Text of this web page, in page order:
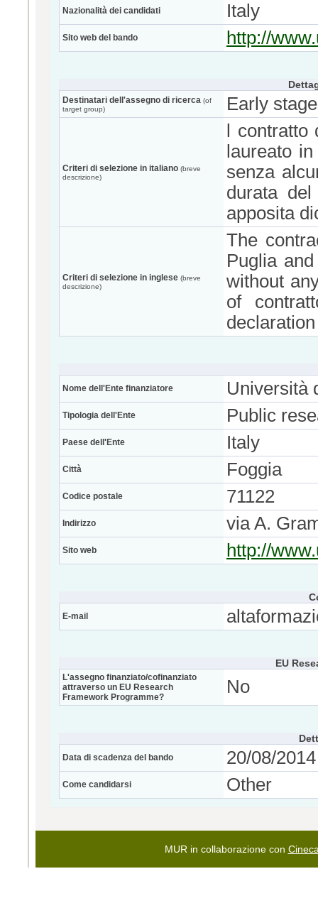
Nazionalità dei candidati Italy
Sito web del bando http://
Destinatari dell'assegno di ricerca (of
target group)
Early
Criteri di selezione in italiano (breve
descrizione)
l
laureato
senza
durata
apposita
Criteri di selezione in inglese (breve
descrizione)
The
Puglia
without
of
Nome dell'Ente finanziatore Università
Tipologia dell'Ente Public
Paese dell'Ente Italy
Città Foggia
Codice postale 71122
Indirizzo via A.
Sito web http://
E-mail
EU
L'assegno finanziato/cofinanziato
attraverso un EU Research
Framework Programme?
No
Data di scadenza del bando 20/08/
Come candidarsi Other
MUR in collaborazione con